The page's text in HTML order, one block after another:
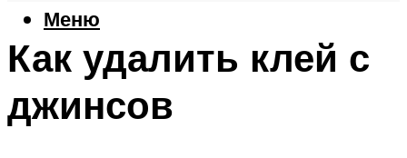
Меню
Как удалить клей с
джинсов